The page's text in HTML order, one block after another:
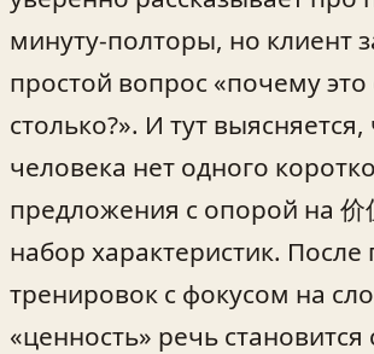
минуту-полторы, но клиент
простой вопрос «почему это
столько?». И тут выясняется,
человека нет одного
предложения с опорой на
набор характеристик. После
тренировок с фокусом на
«ценность» речь